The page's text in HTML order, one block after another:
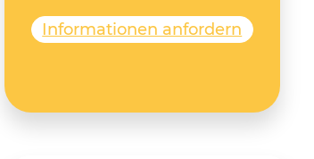
Informationen anfordern